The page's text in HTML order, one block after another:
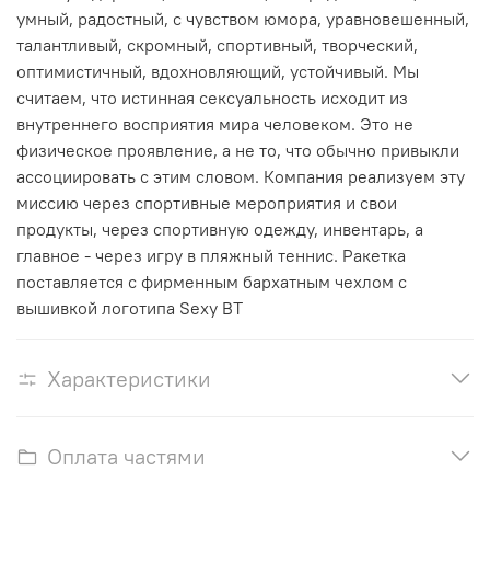
умный, радостный, с чувством юмора, уравновешенный,
талантливый, скромный, спортивный, творческий,
оптимистичный, вдохновляющий, устойчивый. Мы
считаем, что истинная сексуальность исходит из
внутреннего восприятия мира человеком. Это не
физическое проявление, а не то, что обычно привыкли
ассоциировать с этим словом. Компания реализуем эту
миссию через спортивные мероприятия и свои
продукты, через спортивную одежду, инвентарь, а
главное - через игру в пляжный теннис. Ракетка
поставляется с фирменным бархатным чехлом с
вышивкой логотипа Sexy BT
Характеристики
Оплата частями